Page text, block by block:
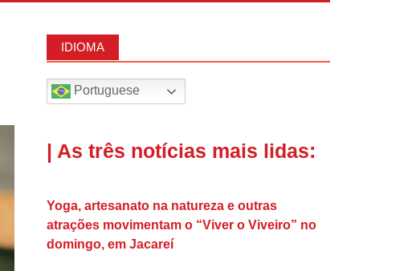
IDIOMA
Portuguese
| As três notícias mais lidas:
Yoga, artesanato na natureza e outras
atrações movimentam o “Viver o Viveiro” no
domingo, em Jacareí